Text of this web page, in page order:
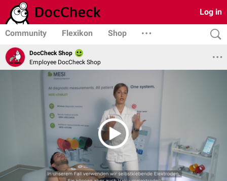
Log in
Community Flexikon Shop
DocCheck Shop
Employee DocCheck Shop